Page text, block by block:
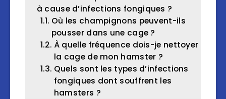
à cause d’infections fongiques ?
Où les champignons peuvent-ils
pousser dans une cage ?
À quelle fréquence dois-je nettoyer
la cage de mon hamster ?
Quels sont les types d’infections
fongiques dont souffrent les
hamsters ?